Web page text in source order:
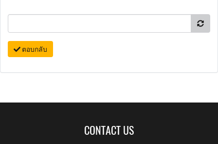
ตอบกลับ
CONTACT US